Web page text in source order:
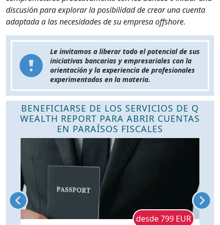
discusión para explorar la posibilidad de crear una cuenta
adaptada a las necesidades de su empresa offshore.
Le invitamos a liberar todo el potencial de sus
iniciativas bancarias y empresariales con la
orientación y la experiencia de profesionales
experimentados en la materia.
BENEFICIARSE DE LOS SERVICIOS DE Q
WEALTH REPORT PARA ABRIR CUENTAS
EN PARAÍSOS FISCALES
desde 799 EUR